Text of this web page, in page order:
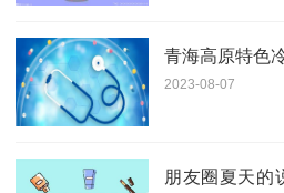
青海高原特色
2023-08-07
朋友圈夏天的